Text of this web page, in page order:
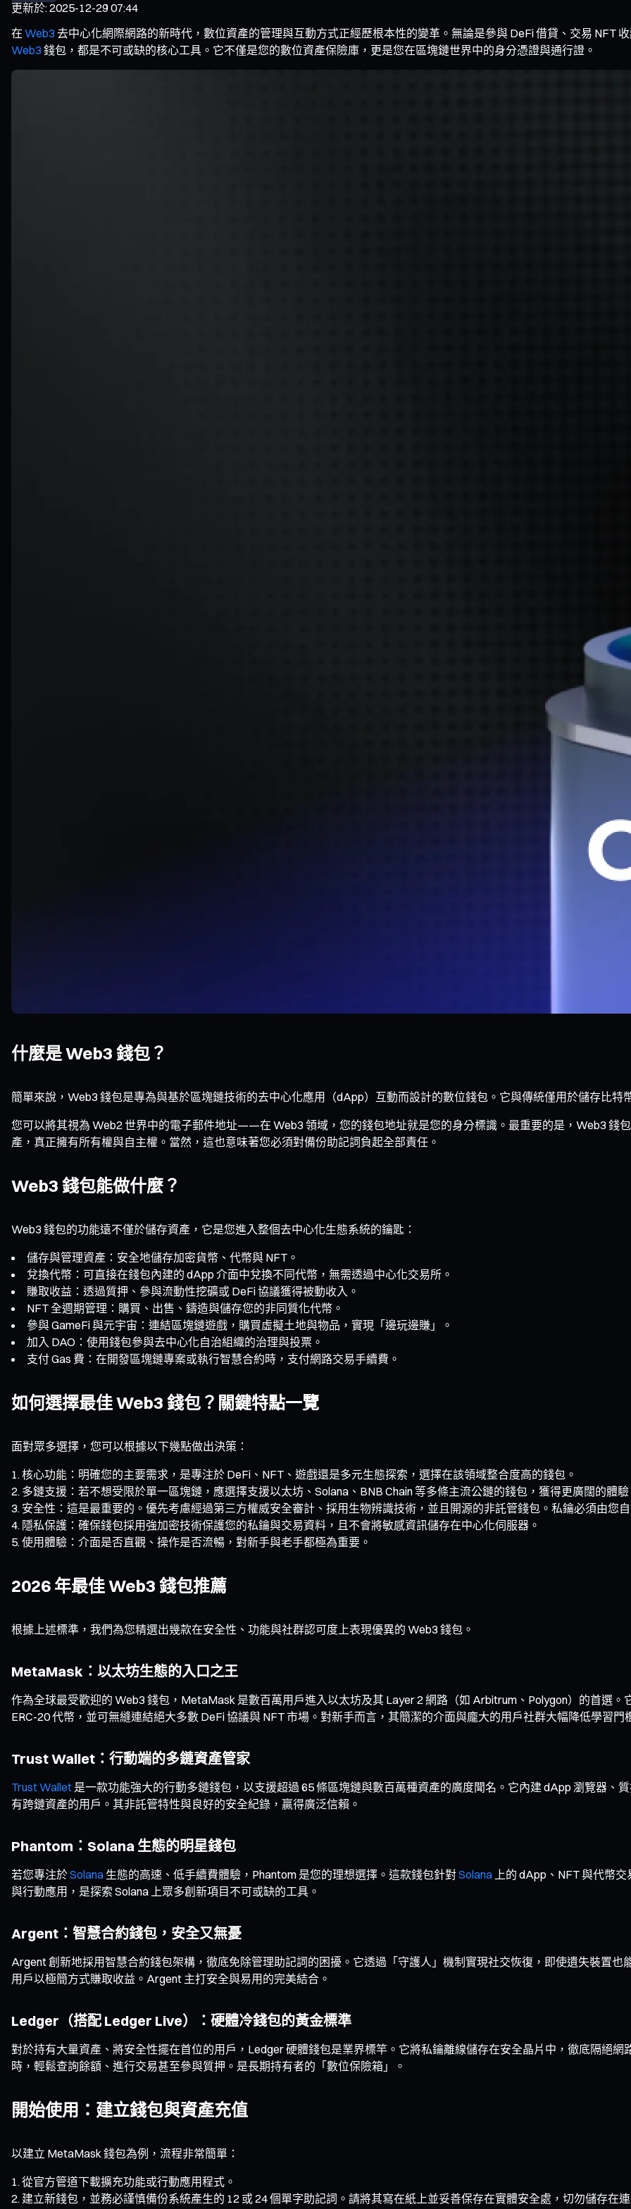
更新於:2025-12-29 07:44
在 Web3 去中心化網際網路的新時代，數位資產的管理與互動方式正經歷根本性的變革。無論是參與 DeFi 借貸、交易 NFT
Web3 錢包，都是不可或缺的核心工具。它不僅是您的數位資產保險庫，更是您在區塊鏈世界中的身分憑證與通行證。
什麼是 Web3 錢包？
簡單來說，Web3 錢包是專為與基於區塊鏈技術的去中心化應用（dApp）互動而設計的數位錢包。它與傳統僅用於儲存比特
您可以將其視為 Web2 世界中的電子郵件地址——在 Web3 領域，您的錢包地址就是您的身分標識。最重要的是，Web3 錢
產，真正擁有所有權與自主權。當然，這也意味著您必須對備份助記詞負起全部責任。
Web3 錢包能做什麼？
Web3 錢包的功能遠不僅於儲存資產，它是您進入整個去中心化生態系統的鑰匙：
儲存與管理資產：安全地儲存加密貨幣、代幣與 NFT。
兌換代幣：可直接在錢包內建的 dApp 介面中兌換不同代幣，無需透過中心化交易所。
賺取收益：透過質押、參與流動性挖礦或 DeFi 協議獲得被動收入。
NFT 全週期管理：購買、出售、鑄造與儲存您的非同質化代幣。
參與 GameFi 與元宇宙：連結區塊鏈遊戲，購買虛擬土地與物品，實現「邊玩邊賺」。
加入 DAO：使用錢包參與去中心化自治組織的治理與投票。
支付 Gas 費：在開發區塊鏈專案或執行智慧合約時，支付網路交易手續費。
如何選擇最佳 Web3 錢包？關鍵特點一覽
面對眾多選擇，您可以根據以下幾點做出決策：
核心功能：明確您的主要需求，是專注於 DeFi、NFT、遊戲還是多元生態探索，選擇在該領域整合度高的錢包。
多鏈支援：若不想受限於單一區塊鏈，應選擇支援以太坊、Solana、BNB Chain 等多條主流公鏈的錢包，獲得更廣闊的體驗
安全性：這是最重要的。優先考慮經過第三方權威安全審計、採用生物辨識技術，並且開源的非託管錢包。私鑰必須由您自
隱私保護：確保錢包採用強加密技術保護您的私鑰與交易資料，且不會將敏感資訊儲存在中心化伺服器。
使用體驗：介面是否直觀、操作是否流暢，對新手與老手都極為重要。
2026 年最佳 Web3 錢包推薦
根據上述標準，我們為您精選出幾款在安全性、功能與社群認可度上表現優異的 Web3 錢包。
MetaMask：以太坊生態的入口之王
作為全球最受歡迎的 Web3 錢包，MetaMask 是數百萬用戶進入以太坊及其 Layer 2 網路（如 Arbitrum、Polygon）的首選
ERC-20 代幣，並可無縫連結絕大多數 DeFi 協議與 NFT 市場。對新手而言，其簡潔的介面與龐大的用戶社群大幅降低學習門
Trust Wallet：行動端的多鏈資產管家
Trust Wallet 是一款功能強大的行動多鏈錢包，以支援超過 65 條區塊鏈與數百萬種資產的廣度聞名。它內建 dApp 瀏覽器、
有跨鏈資產的用戶。其非託管特性與良好的安全紀錄，贏得廣泛信賴。
Phantom：Solana 生態的明星錢包
若您專注於Solana 生態的高速、低手續費體驗，Phantom 是您的理想選擇。這款錢包針對Solana 上的 dApp、NFT 與代幣
與行動應用，是探索 Solana 上眾多創新項目不可或缺的工具。
Argent：智慧合約錢包，安全又無憂
Argent 創新地採用智慧合約錢包架構，徹底免除管理助記詞的困擾。它透過「守護人」機制實現社交恢復，即使遺失裝置也
用戶以極簡方式賺取收益。Argent 主打安全與易用的完美結合。
Ledger（搭配 Ledger Live）：硬體冷錢包的黃金標準
對於持有大量資產、將安全性擺在首位的用戶，Ledger 硬體錢包是業界標竿。它將私鑰離線儲存在安全晶片中，徹底隔絕
時，輕鬆查詢餘額、進行交易甚至參與質押。是長期持有者的「數位保險箱」。
開始使用：建立錢包與資產充值
以建立 MetaMask 錢包為例，流程非常簡單：
從官方管道下載擴充功能或行動應用程式。
建立新錢包，並務必謹慎備份系統產生的 12 或 24 個單字助記詞。請將其寫在紙上並妥善保存在實體安全處，切勿儲存在連